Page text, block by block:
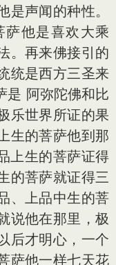
是声闻的种性。
萨他是喜欢大乘
。再来佛接引的
统是西方三圣来
是 阿弥陀佛和比
乐世界所证的果
生的菩萨他到那
上生的菩萨证得
的菩萨就证得三
、上品中生的菩
说他在那里，极
后才明心，一个
萨他一样七天花